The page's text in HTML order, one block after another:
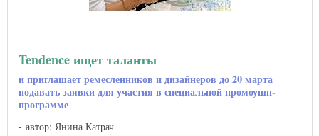
Tendence ищет таланты
и приглашает ремесленников и дизайнеров до 20 марта
подавать заявки для участия в специальной промоушн-
программе
автор: Янина Катрач